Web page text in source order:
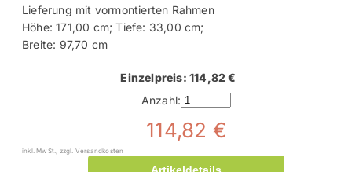
Lieferung mit vormontierten Rahmen
Höhe: 171,00 cm; Tiefe: 33,00 cm;
Breite: 97,70 cm
Einzelpreis: 114,82 €
Anzahl:
114,82 €
inkl. MwSt., zzgl. Versandkosten